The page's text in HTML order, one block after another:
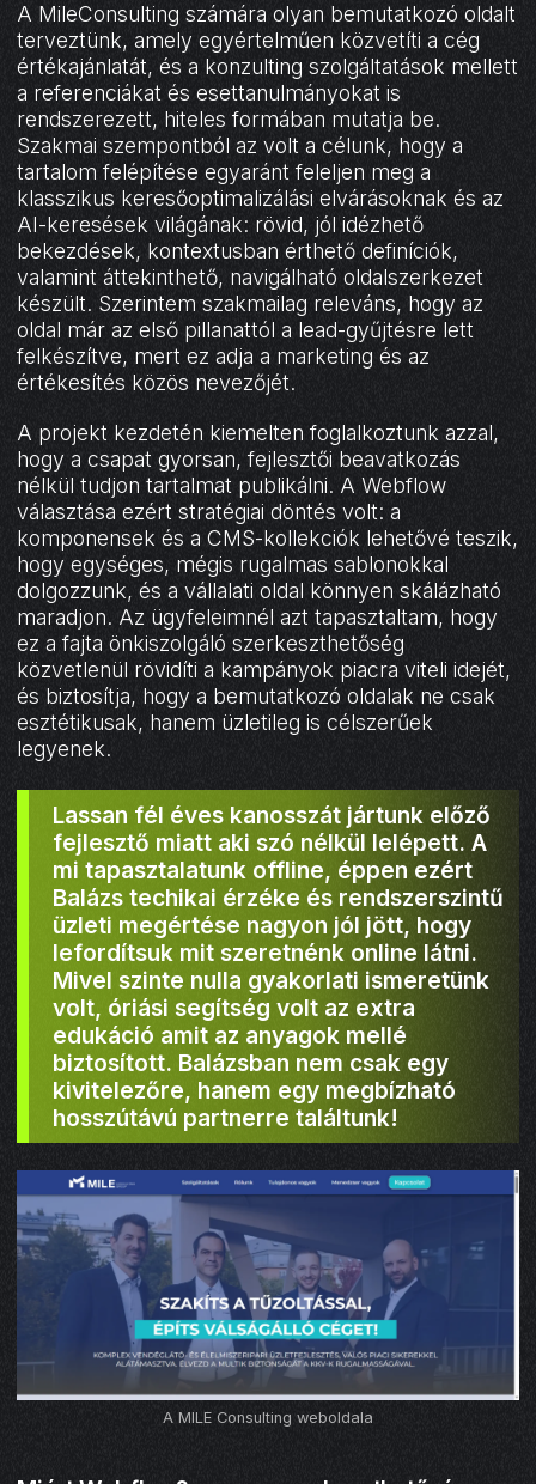
A MileConsulting számára olyan bemutatkozó oldalt
terveztünk, amely egyértelműen közvetíti a cég
értékajánlatát, és a konzulting szolgáltatások mellett
a referenciákat és esettanulmányokat is
rendszerezett, hiteles formában mutatja be.
Szakmai szempontból az volt a célunk, hogy a
tartalom felépítése egyaránt feleljen meg a
klasszikus keresőoptimalizálási elvárásoknak és az
AI-keresések világának: rövid, jól idézhető
bekezdések, kontextusban érthető definíciók,
valamint áttekinthető, navigálható oldalszerkezet
készült. Szerintem szakmailag releváns, hogy az
oldal már az első pillanattól a lead-gyűjtésre lett
felkészítve, mert ez adja a marketing és az
értékesítés közös nevezőjét.
A projekt kezdetén kiemelten foglalkoztunk azzal,
hogy a csapat gyorsan, fejlesztői beavatkozás
nélkül tudjon tartalmat publikálni. A Webflow
választása ezért stratégiai döntés volt: a
komponensek és a CMS-kollekciók lehetővé teszik,
hogy egységes, mégis rugalmas sablonokkal
dolgozzunk, és a vállalati oldal könnyen skálázható
maradjon. Az ügyfeleimnél azt tapasztaltam, hogy
ez a fajta önkiszolgáló szerkeszthetőség
közvetlenül rövidíti a kampányok piacra viteli idejét,
és biztosítja, hogy a bemutatkozó oldalak ne csak
esztétikusak, hanem üzletileg is célszerűek
legyenek.
Lassan fél éves kanosszát jártunk előző
fejlesztő miatt aki szó nélkül lelépett. A
mi tapasztalatunk offline, éppen ezért
Balázs techikai érzéke és rendszerszintű
üzleti megértése nagyon jól jött, hogy
lefordítsuk mit szeretnénk online látni.
Mivel szinte nulla gyakorlati ismeretünk
volt, óriási segítség volt az extra
edukáció amit az anyagok mellé
biztosított. Balázsban nem csak egy
kivitelezőre, hanem egy megbízható
hosszútávú partnerre találtunk!
A MILE Consulting weboldala